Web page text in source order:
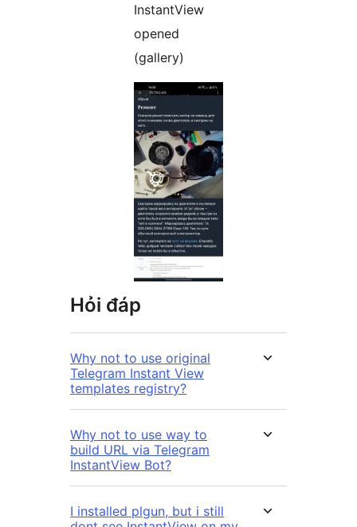
InstantView
opened
(gallery)
Hỏi đáp
Why not to use original
Telegram Instant View
templates registry?
Why not to use way to
build URL via Telegram
InstantView Bot?
I installed plgun, but i still